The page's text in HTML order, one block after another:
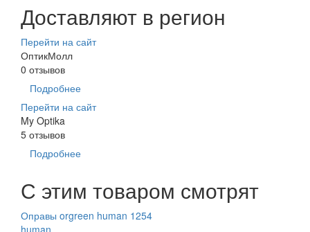
Доставляют в регион
Перейти на сайт
ОптикМолл
0 отзывов
Подробнее
Перейти на сайт
My Optika
5 отзывов
Подробнее
С этим товаром смотрят
Оправы orgreen human 1254
human